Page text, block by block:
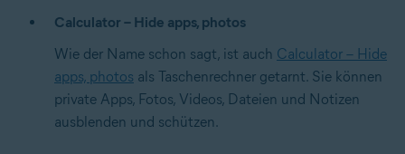
Calculator – Hide apps, photos
Wie der Name schon sagt, ist auch Calculator – Hide
apps, photos als Taschenrechner getarnt. Sie können
private Apps, Fotos, Videos, Dateien und Notizen
ausblenden und schützen.